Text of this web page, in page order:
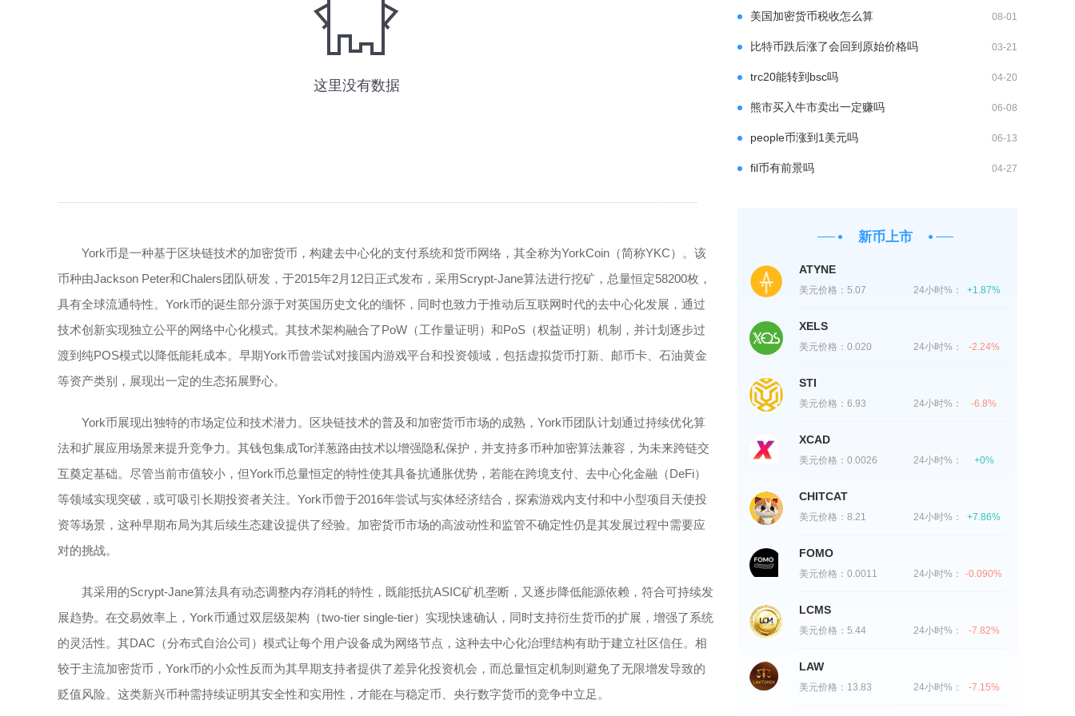
York币是一种基于区块链技术的加密货币，构建去中心化的支付系统和货币网络，其全称为YorkCoin（简称YKC）。该
币种由Jackson Peter和Chalers团队研发，于2015年2月12日正式发布，采用Scrypt-Jane算法进行挖矿，总量恒定58200枚，
具有全球流通特性。York币的诞生部分源于对英国历史文化的缅怀，同时也致力于推动后互联网时代的去中心化发展，通过
技术创新实现独立公平的网络中心化模式。其技术架构融合了PoW（工作量证明）和PoS（权益证明）机制，并计划逐步过
渡到纯POS模式以降低能耗成本。早期York币曾尝试对接国内游戏平台和投资领域，包括虚拟货币打新、邮币卡、石油黄金
等资产类别，展现出一定的生态拓展野心。
York币展现出独特的市场定位和技术潜力。区块链技术的普及和加密货币市场的成熟，York币团队计划通过持续优化算
法和扩展应用场景来提升竞争力。其钱包集成Tor洋葱路由技术以增强隐私保护，并支持多币种加密算法兼容，为未来跨链交
互奠定基础。尽管当前市值较小，但York币总量恒定的特性使其具备抗通胀优势，若能在跨境支付、去中心化金融（DeFi）
等领域实现突破，或可吸引长期投资者关注。York币曾于2016年尝试与实体经济结合，探索游戏内支付和中小型项目天使投
资等场景，这种早期布局为其后续生态建设提供了经验。加密货币市场的高波动性和监管不确定性仍是其发展过程中需要应
对的挑战。
其采用的Scrypt-Jane算法具有动态调整内存消耗的特性，既能抵抗ASIC矿机垄断，又逐步降低能源依赖，符合可持续发
展趋势。在交易效率上，York币通过双层级架构（two-tier single-tier）实现快速确认，同时支持衍生货币的扩展，增强了系统
的灵活性。其DAC（分布式自治公司）模式让每个用户设备成为网络节点，这种去中心化治理结构有助于建立社区信任。相
较于主流加密货币，York币的小众性反而为其早期支持者提供了差异化投资机会，而总量恒定机制则避免了无限增发导致的
贬值风险。这类新兴币种需持续证明其安全性和实用性，才能在与稳定币、央行数字货币的竞争中立足。
美国加密货币税收怎么算 08-01
比特币跌后涨了会回到原始价格吗 03-21
trc20能转到bsc吗 04-20
熊市买入牛市卖出一定赚吗 06-08
people币涨到1美元吗 06-13
fil币有前景吗 04-27
新币上市
ATYNE
美元价格： 5.07 24小时%： +1.87%
XELS
美元价格： 0.020 24小时%： -2.24%
STI
美元价格： 6.93 24小时%： -6.8%
XCAD
美元价格： 0.0026 24小时%： +0%
CHITCAT
美元价格： 8.21 24小时%： +7.86%
FOMO
美元价格： 0.0011 24小时%： -0.090%
LCMS
美元价格： 5.44 24小时%： -7.82%
LAW
美元价格： 13.83 24小时%： -7.15%